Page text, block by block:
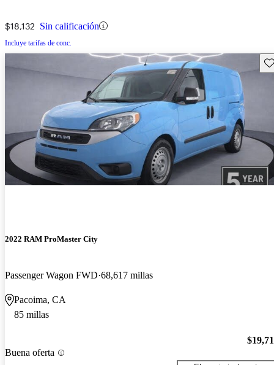
$18,132 Sin calificación
Incluye tarifas de conc.
2022 RAM ProMaster City
Passenger Wagon FWD 68,617 millas
Pacoima, CA
85 millas
Buena oferta